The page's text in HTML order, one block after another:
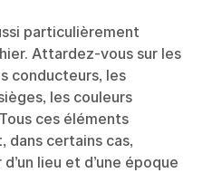
particulièrement
Attardez-vous sur les
conducteurs, les
les couleurs
ces éléments
certains cas,
lieu et d’une époque